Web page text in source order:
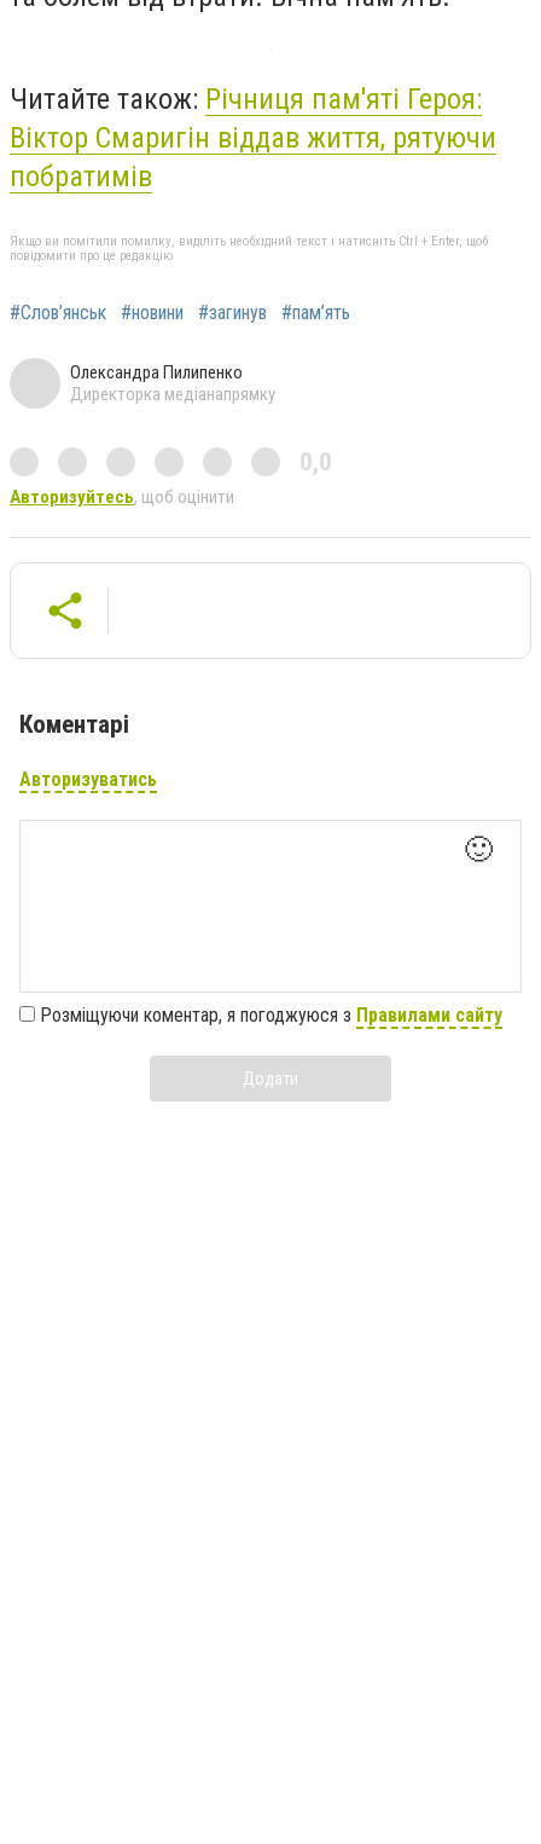
Читайте також: Річниця пам'яті Героя:
Віктор Смаригін віддав життя, рятуючи
побратимів
Якщо ви помітили помилку, виділіть необхідний текст і натисніть Ctrl + Enter, щоб
повідомити про це редакцію
#Слов’янськ #новини #загинув #пам’ять
Олександра Пилипенко
Директорка медіанапрямку
0,0
Авторизуйтесь, щоб оцінити
Коментарі
Авторизуватись
🙂
Розміщуючи коментар, я погоджуюся з Правилами сайту
Додати